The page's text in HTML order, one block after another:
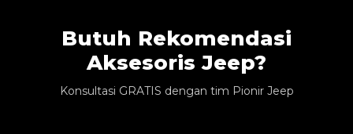
Butuh Rekomendasi
Aksesoris Jeep?
Konsultasi GRATIS dengan tim Pionir Jeep